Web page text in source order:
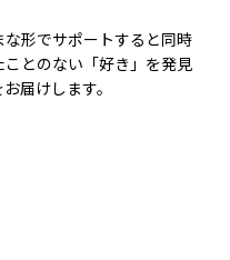
形でサポートすると同時
とのない「好き」を発見
届けします。